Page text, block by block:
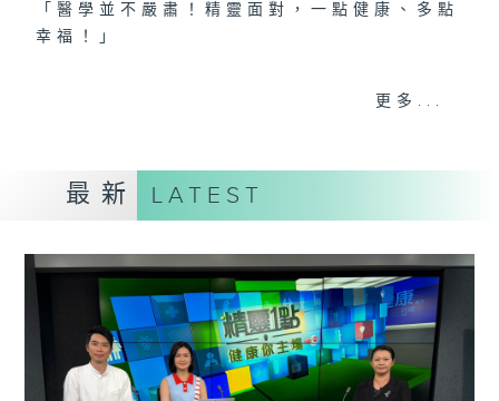
「醫學並不嚴肅！精靈面對，一點健康、多點
幸福！」
星期一至五，下午 1 時10分 香港電台第一
台、港台電視31
下午2時 至 3 時 香港電台第一台
更多...
最新 LATEST